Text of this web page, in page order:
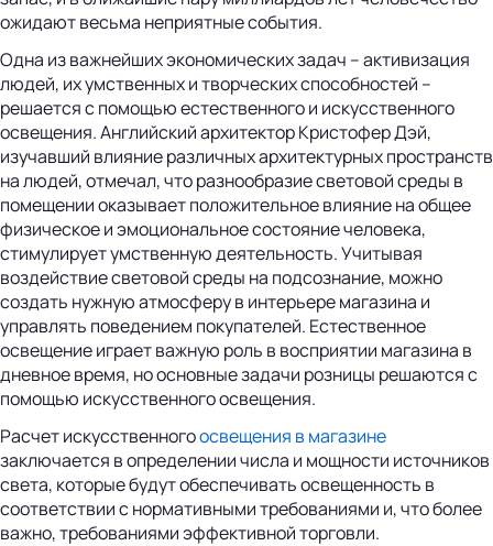
ожидают весьма неприятные события.
Одна из важнейших экономических задач – активизация
людей, их умственных и творческих способностей –
решается с помощью естественного и искусственного
освещения. Английский архитектор Кристофер Дэй,
изучавший влияние различных архитектурных пространств
на людей, отмечал, что разнообразие световой среды в
помещении оказывает положительное влияние на общее
физическое и эмоциональное состояние человека,
стимулирует умственную деятельность. Учитывая
воздействие световой среды на подсознание, можно
создать нужную атмосферу в интерьере магазина и
управлять поведением покупателей. Естественное
освещение играет важную роль в восприятии магазина в
дневное время, но основные задачи розницы решаются с
помощью искусственного освещения.
Расчет искусственногоосвещения в магазине
заключается в определении числа и мощности источников
света, которые будут обеспечивать освещенность в
соответствии с нормативными требованиями и, что более
важно, требованиями эффективной торговли.